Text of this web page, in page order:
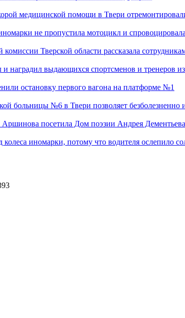
медицинской помощи в Твери
не пропустила мотоцикл и
комиссии Тверской области рассказала
наградил выдающихся спортсменов и тренеров
остановку первого вагона на платформе №1
больницы №6 в Твери позволяет
посетила Дом поэзии Андрея
иномарки, потому что водителя ослепило